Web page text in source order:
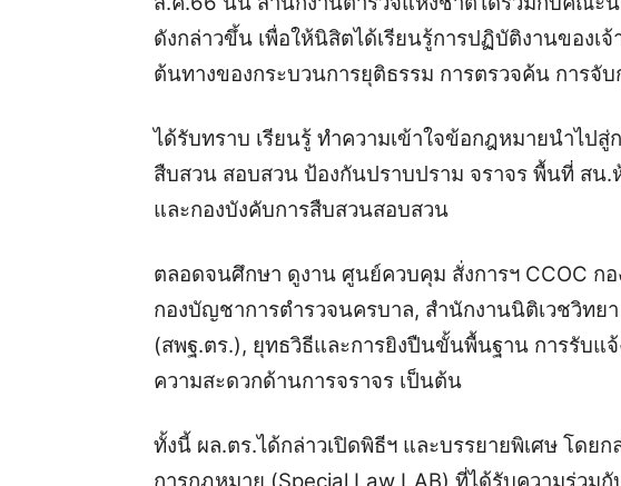
ดังกล่าวขึ้น เพื่อให้นิสิตได้เรียนรู้การปฏิบัติงานของเ
ต้นทางของกระบวนการยุติธรรม การตรวจค้น การจั
ได้รับทราบ เรียนรู้ ทำความเข้าใจข้อกฎหมายนำไป
สืบสวน สอบสวน ป้องกันปราบปราม จราจร พื้นที่ สน
และกองบังคับการสืบสวนสอบสวน
ตลอดจนศึกษา ดูงาน ศูนย์ควบคุม สั่งการฯ CCOC ก
กองบัญชาการตำรวจนครบาล, สำนักงานนิติเวชวิทย
(สพฐ.ตร.), ยุทธวิธีและการยิงปืนขั้นพื้นฐาน การรับแ
ความสะดวกด้านการจราจร เป็นต้น
ทั้งนี้ ผล.ตร.ได้กล่าวเปิดพิธีฯ และบรรยายพิเศษ โดย
การกฎหมาย (Special Law LAB) ที่ได้รับความร่วม